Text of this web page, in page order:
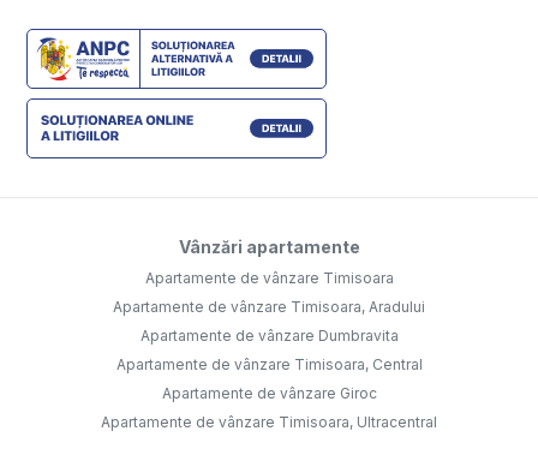
Vânzări apartamente
Apartamente de vânzare Timisoara
Apartamente de vânzare Timisoara, Aradului
Apartamente de vânzare Dumbravita
Apartamente de vânzare Timisoara, Central
Apartamente de vânzare Giroc
Apartamente de vânzare Timisoara, Ultracentral